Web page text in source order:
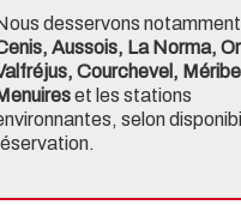
desservons notamment
Aussois, La Norma,
Courchevel,
et les stations
selon